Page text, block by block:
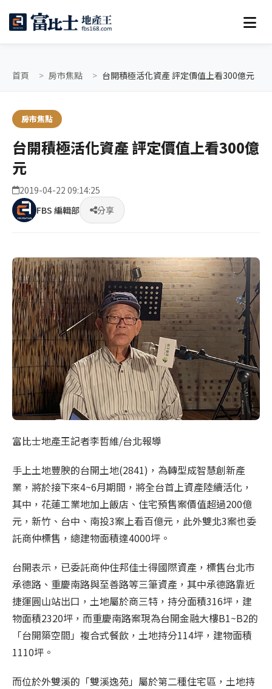
首頁 房市焦點 台開積極活化資產 評定價值上看300億元
房市焦點
台開積極活化資產 評定價值上看300億
元
2019-04-22 09:14:25
FBS 編輯部
分享
富比士地產王記者李哲維/台北報導
手上土地豐腴的台開土地(2841)，為轉型成智慧創新產
業，將於接下來4~6月期間，將全台首上資產陸續活化，
其中，花蓮工業地加上飯店、住宅預售案價值超過200億
元，新竹、台中、南投3案上看百億元，此外雙北3案也委
託商仲標售，總建物面積達4000坪。
台開表示，已委託商仲住邦佳士得國際資產，標售台北市
承德路、重慶南路與至善路等三筆資產，其中承德路靠近
捷運圓山站出口，土地屬於商三特，持分面積316坪，建
物面積2320坪，而重慶南路案現為台開金融大樓B1~B2的
「台開築空間」複合式餐飲，土地持分114坪，建物面積
1110坪。
而位於外雙溪的「雙溪逸苑」屬於第二種住宅區，土地持